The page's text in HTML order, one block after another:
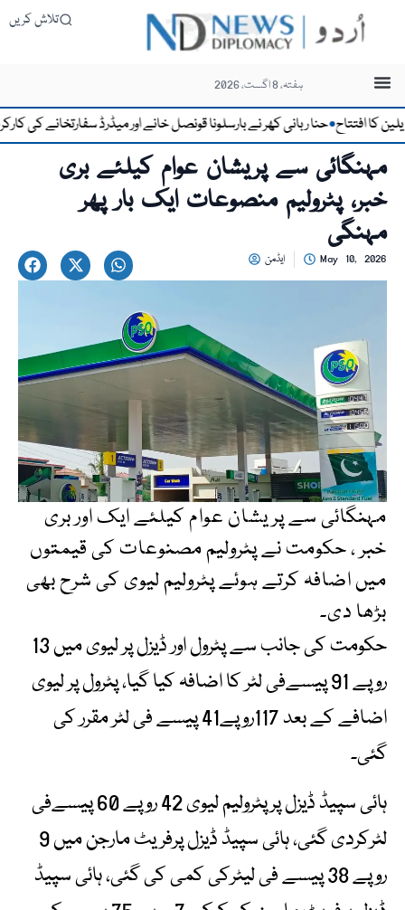
تلاش کریں
ہفتہ، 8 اگست، 2026
حنا ربانی کھر نے بارسلونا قونصل خانے اور میڈرڈ سفارتخانے کی●افتتاح
مہنگائی سے پریشان عوام کیلئے بری
خبر، پٹرولیم منصوعات ایک بار پھر
مہنگی
ایڈمن May 10, 2026
مہنگائی سے پریشان عوام کیلئے ایک اور بری
خبر ، حکومت نے پٹرولیم مصنوعات کی قیمتوں
میں اضافہ کرتے ہوئے پٹرولیم لیوی کی شرح بھی
بڑھا دی۔
حکومت کی جانب سے پٹرول اور ڈیزل پر لیوی میں 13
روپے 91 پیسےفی لٹر کا اضافہ کیا گیا، پٹرول پر لیوی
اضافے کے بعد 117روپے41 پیسے فی لٹر مقرر کی
گئی۔
ہائی سپیڈ ڈیزل پرپٹرولیم لیوی 42 روپے 60 پیسےفی
لٹرکردی گئی، ہائی سپیڈ ڈیزل پرفریٹ مارجن میں 9
روپے 38 پیسے فی لیٹرکی کمی کی گئی، ہائی سپیڈ